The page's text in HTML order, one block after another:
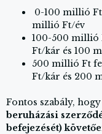
0-100 millió
millió Ft/év
100-500 millió
Ft/kár és 100
500 millió Ft
Ft/kár és 200
Fontos szabály, hogy
beruházási
befejezését)